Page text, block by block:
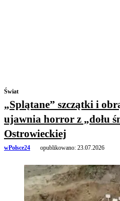
Świat
„Splątane” szczątki i
ujawnia horror z „dołu
Ostrowieckiej
wPolsce24 opublikowano: 23.07.2026